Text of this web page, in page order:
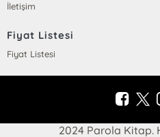
İletişim
Fiyat Listesi
Fiyat Listesi
2024 Parola Kitap.